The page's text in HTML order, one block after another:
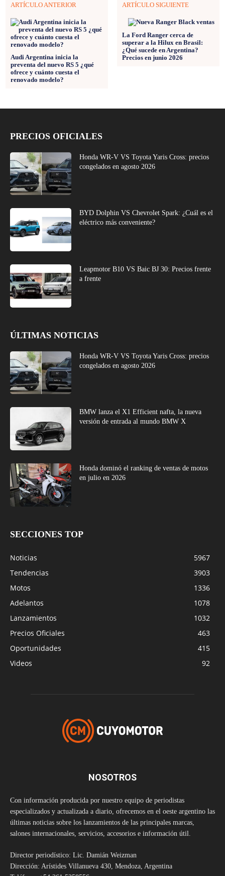
ARTÍCULO ANTERIOR
Audi Argentina inicia la
preventa del nuevo RS 5 ¿qué
ofrece y cuánto cuesta el
renovado modelo?
ARTÍCULO SIGUIENTE
La Ford Ranger cerca de
superar a la Hilux en Brasil:
¿Qué sucede en Argentina?
Precios en junio 2026
PRECIOS OFICIALES
Honda WR-V VS Toyota Yaris Cross: precios
congelados en agosto 2026
BYD Dolphin VS Chevrolet Spark: ¿Cuál es el
eléctrico más conveniente?
Leapmotor B10 VS Baic BJ 30: Precios frente
a frente
ÚLTIMAS NOTICIAS
Honda WR-V VS Toyota Yaris Cross: precios
congelados en agosto 2026
BMW lanza el X1 Efficient nafta, la nueva
versión de entrada al mundo BMW X
Honda dominó el ranking de ventas de motos
en julio en 2026
SECCIONES TOP
Noticias
5967
Tendencias
3903
Motos
1336
Adelantos
1078
Lanzamientos
1032
Precios Oficiales
463
Oportunidades
415
Videos
92
NOSOTROS
Con información producida por nuestro equipo de periodistas
especializados y actualizada a diario, ofrecemos en el oeste argentino las
últimas noticias sobre los lanzamientos de las principales marcas,
salones internacionales, servicios, accesorios e información útil.
Director periodístico: Lic. Damián Weizman
Dirección: Arístides Villanueva 430, Mendoza, Argentina